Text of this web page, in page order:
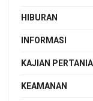
HIBURAN
INFORMASI
KAJIAN
KEAMANAN